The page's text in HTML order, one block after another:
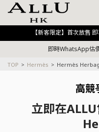
【新客限定】首次放售
即時WhatsApp估
TOP Hermès Hermès Herbag
高競
立即在